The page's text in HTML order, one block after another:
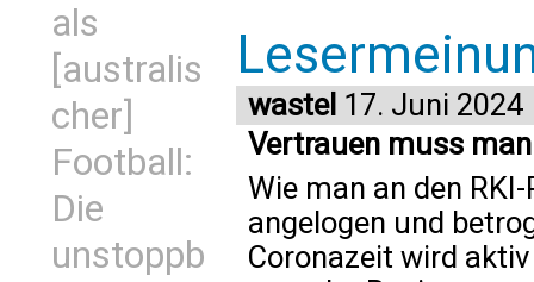
als
[australis
cher]
Football:
Die
unstoppb
wastel 17. Juni 2024
Vertrauen muss
Wie man an den
angelogen und
Coronazeit wird